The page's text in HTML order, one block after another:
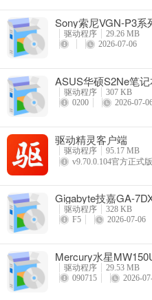
Sony索尼VGN-P3系
驱动
驱动程序
29.26 MB
2026-07-06
ASUS华硕S2Ne笔
驱动程序
307 KB
0200
2026-07-
驱动精灵客户端
驱动程序
95.17 MB
v9.70.0.104官方正式版
Gigabyte技嘉GA-
驱动程序
328 KB
F5
2026-07-06
Mercury水星
驱动程序
29.53 MB
090715
2026-